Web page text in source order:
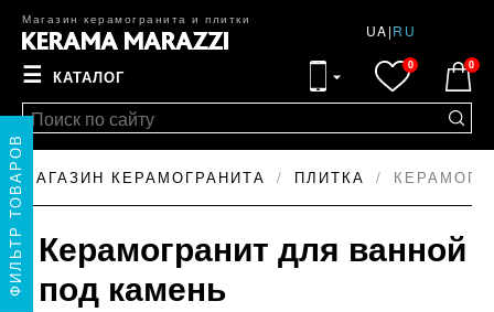
Магазин керамогранита и плитки
UA|RU
☰ КАТАЛОГ
0 0
МАГАЗИН КЕРАМОГРАНИТА ПЛИТКА
Керамогранит для ванной
под камень
ФИЛЬТР ТОВАРОВ